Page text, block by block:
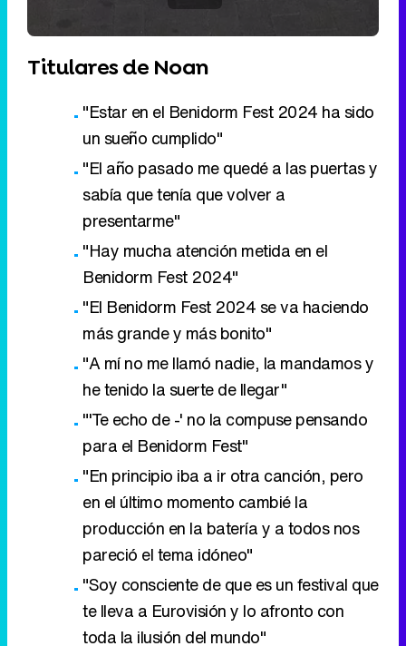
Titulares de Noan
"Estar en el Benidorm Fest 2024 ha sido
un sueño cumplido"
"El año pasado me quedé a las puertas y
sabía que tenía que volver a
presentarme"
"Hay mucha atención metida en el
Benidorm Fest 2024"
"El Benidorm Fest 2024 se va haciendo
más grande y más bonito"
"A mí no me llamó nadie, la mandamos y
he tenido la suerte de llegar"
"'Te echo de -' no la compuse pensando
para el Benidorm Fest"
"En principio iba a ir otra canción, pero
en el último momento cambié la
producción en la batería y a todos nos
pareció el tema idóneo"
"Soy consciente de que es un festival que
te lleva a Eurovisión y lo afronto con
toda la ilusión del mundo"